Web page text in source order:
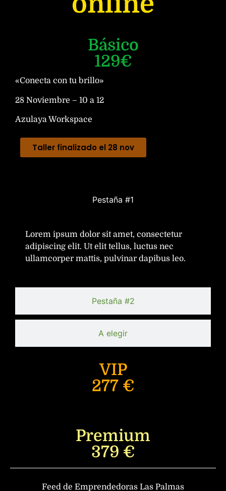
Básico
129€
«Conecta con tu brillo»
28 Noviembre – 10 a 12
Azulaya Workspace
Taller finalizado el 28 nov
Pestaña #1
Pestaña #2
A elegir
Lorem ipsum dolor sit amet, consectetur
adipiscing elit. Ut elit tellus, luctus nec
ullamcorper mattis, pulvinar dapibus leo.
VIP
277 €
Premium
379 €
Feed de Emprendedoras Las Palmas